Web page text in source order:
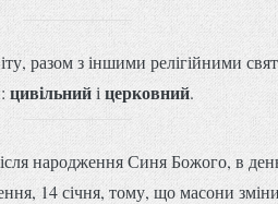
разом з іншими релігійними
цивільнийі церковний.
народження Синя Божого, в
14 січня, тому, що масони